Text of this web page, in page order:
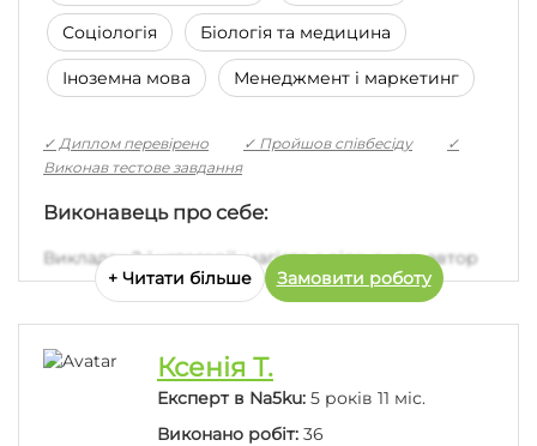
План отличный, все четко и по теме.
бал!)
Соціологія Біологія та медицина
Іноземна мова Менеджмент і маркетинг
✓ Диплом перевірено ✓ Пройшов співбесіду
✓
Виконав тестове завдання
Виконавець про себе:
Викладач 2-ї категорії, магістр з відзнакою, автор
наукових робіт, працюю автором близько 10 років,
супроводжую роботу до повної здачі викладачу.
Маю багато напрацювань у сфері педагогіки,
психології, географії, соціології, геодезії,
картографії, землевпорядкування, медицини,
фармацевтики, біології, економіки.
+ Читати більше Замовити роботу
Ксенія Т.
Експерт в Na5ku: 5 років 11 міс.
Виконано робіт: 36